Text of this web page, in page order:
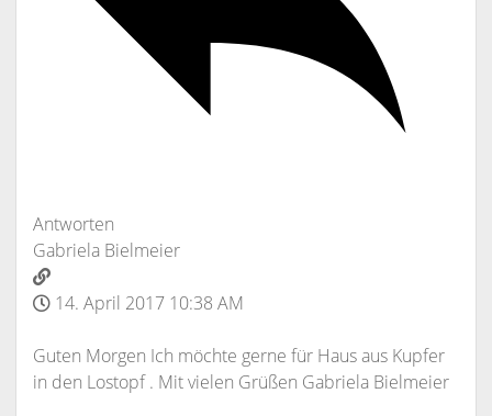
Antworten
Gabriela Bielmeier
14. April 2017 10:38 AM
Guten Morgen Ich möchte gerne für Haus aus Kupfer
in den Lostopf . Mit vielen Grüßen Gabriela Bielmeier